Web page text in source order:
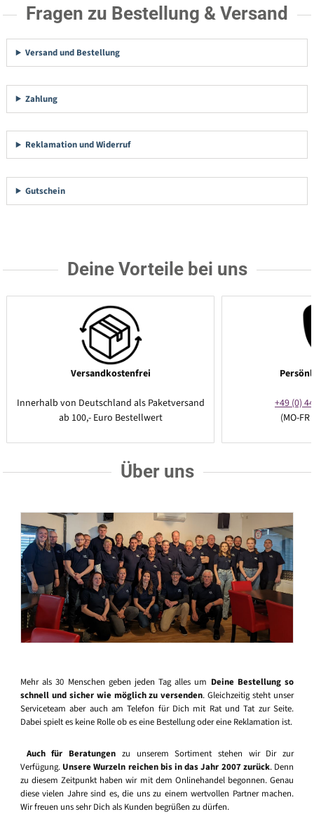
Fragen zu Bestellung & Versand
Versand und Bestellung
Zahlung
Reklamation und Widerruf
Gutschein
Deine Vorteile bei uns
Versandkostenfrei
Innerhalb von Deutschland als Paketversand
ab 100,- Euro Bestellwert
+49 (0)
(MO-
Über uns
Mehr als 30 Menschen geben jeden Tag alles um Deine Bestellung so
schnell und sicher wie möglich zu versenden. Gleichzeitig steht unser
Serviceteam aber auch am Telefon für Dich mit Rat und Tat zur Seite.
Dabei spielt es keine Rolle ob es eine Bestellung oder eine Reklamation ist.
Auch für Beratungen zu unserem Sortiment stehen wir Dir zur
Verfügung. Unsere Wurzeln reichen bis in das Jahr 2007 zurück. Denn
zu diesem Zeitpunkt haben wir mit dem Onlinehandel begonnen. Genau
diese vielen Jahre sind es, die uns zu einem wertvollen Partner machen.
Wir freuen uns sehr Dich als Kunden begrüßen zu dürfen.